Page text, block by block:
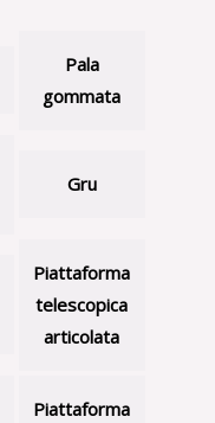
Pala
gommata
Gru
Piattaforma
telescopica
articolata
Piattaforma